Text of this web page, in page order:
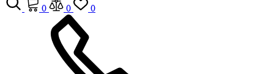
0
0 0